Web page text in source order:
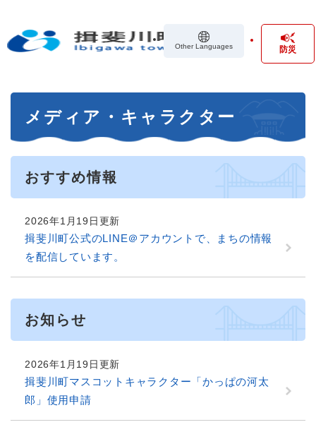
の
Other Languages 防災
メディア・キャラクター
おすすめ情報
2026年1月19日更新
揖斐川町公式のLINE＠アカウントで、まちの情報
を配信しています。
お知らせ
2026年1月19日更新
揖斐川町マスコットキャラクター「かっぱの河太
郎」使用申請